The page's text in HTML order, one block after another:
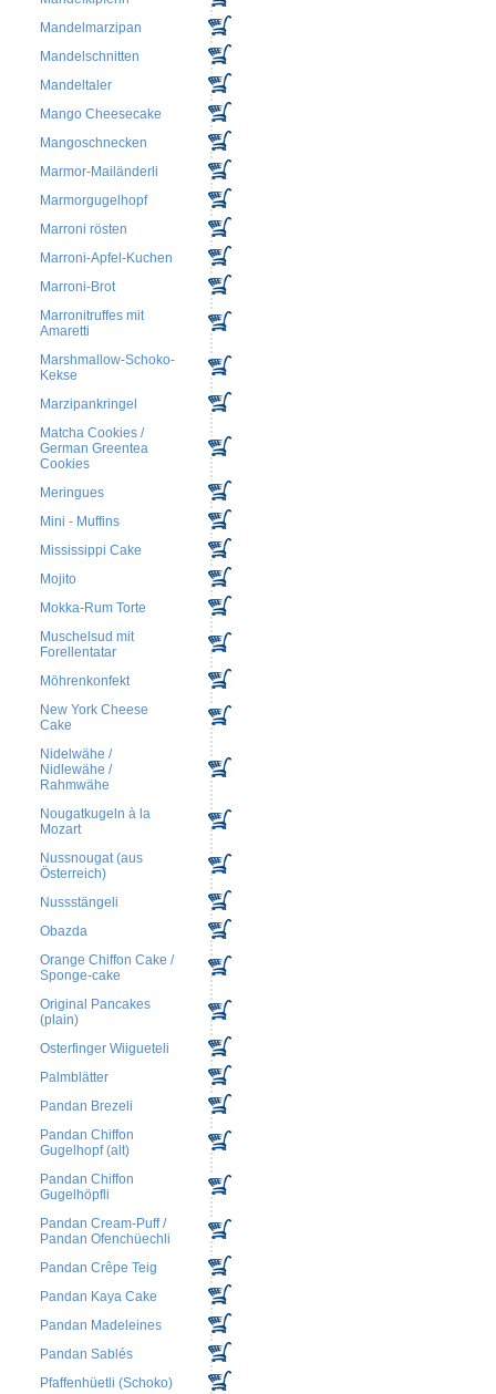
Mandelmarzipan
Mandelschnitten
Mandeltaler
Mango Cheesecake
Mangoschnecken
Marmor-Mailänderli
Marmorgugelhopf
Marroni rösten
Marroni-Apfel-Kuchen
Marroni-Brot
Marronitruffes mit
Amaretti
Marshmallow-Schoko-
Kekse
Marzipankringel
Matcha Cookies /
German Greentea
Cookies
Meringues
Mini - Muffins
Mississippi Cake
Mojito
Mokka-Rum Torte
Muschelsud mit
Forellentatar
Möhrenkonfekt
New York Cheese
Cake
Nidelwähe /
Nidlewähe /
Rahmwähe
Nougatkugeln à la
Mozart
Nussnougat (aus
Österreich)
Nussstängeli
Obazda
Orange Chiffon Cake /
Sponge-cake
Original Pancakes
(plain)
Osterfinger Wiigueteli
Palmblätter
Pandan Brezeli
Pandan Chiffon
Gugelhopf (alt)
Pandan Chiffon
Gugelhöpfli
Pandan Cream-Puff /
Pandan Ofenchüechli
Pandan Crêpe Teig
Pandan Kaya Cake
Pandan Madeleines
Pandan Sablés
Pfaffenhüetli (Schoko)